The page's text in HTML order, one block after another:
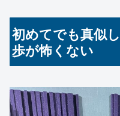
初めてでも真似
歩が怖くない